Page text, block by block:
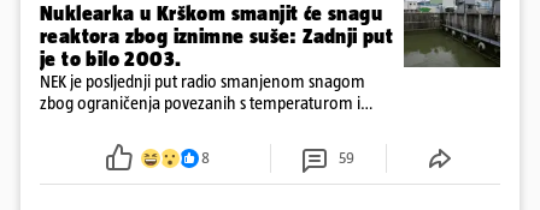
Nuklearka u Krškom smanjit će snagu
reaktora zbog iznimne suše: Zadnji put
je to bilo 2003.
NEK je posljednji put radio smanjenom snagom
zbog ograničenja povezanih s temperaturom i
smanjenje snage bilo potrebno više od 90 dana.
8 59